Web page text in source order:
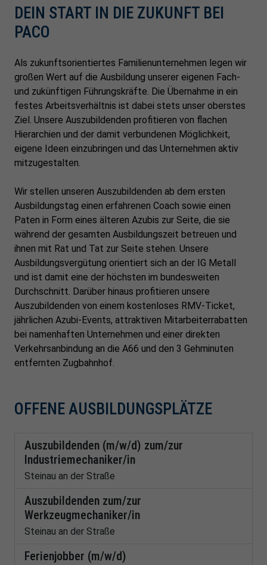
DEIN START IN DIE ZUKUNFT BEI
PACO
Als zukunftsorientiertes Familienunternehmen legen wir
großen Wert auf die Ausbildung unserer eigenen Fach-
und zukünftigen Führungskräfte. Die Übernahme in ein
festes Arbeitsverhältnis ist dabei stets unser oberstes
Ziel. Unsere Auszubildenden profitieren von flachen
Hierarchien und der damit verbundenen Möglichkeit,
eigene Ideen einzubringen und das Unternehmen aktiv
mitzugestalten.
Wir stellen unseren Auszubildenden ab dem ersten
Ausbildungstag einen erfahrenen Coach sowie einen
Paten in Form eines älteren Azubis zur Seite, die sie
während der gesamten Ausbildungszeit betreuen und
ihnen mit Rat und Tat zur Seite stehen. Unsere
Ausbildungsvergütung orientiert sich an der IG Metall
und ist damit eine der höchsten im bundesweiten
Durchschnitt. Darüber hinaus profitieren unsere
Auszubildenden von einem kostenloses RMV-Ticket,
jährlichen Azubi-Events, attraktiven Mitarbeiterrabatten
bei namenhaften Unternehmen und einer direkten
Verkehrsanbindung an die A66 und den 3 Gehminuten
entfernten Zugbahnhof.
OFFENE AUSBILDUNGSPLÄTZE
Auszubildenden (m/w/d) zum/zur
Industriemechaniker/in
Steinau an der Straße
Auszubildenden zum/zur
Werkzeugmechaniker/in
Steinau an der Straße
Ferienjobber (m/w/d)